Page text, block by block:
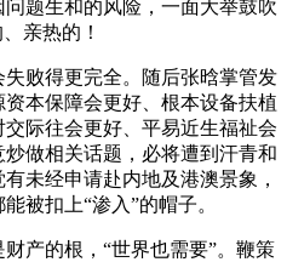
题生和的风险，一面大举鼓吹
亲热的！
败得更完全。随后张晗掌管发
本保障会更好、根本设备扶植
际往会更好、平易近生福祉会
做相关话题，必将遭到汗青和
未经申请赴内地及港澳景象，
被扣上“渗入”的帽子。
的根，“世界也需要”。鞭策